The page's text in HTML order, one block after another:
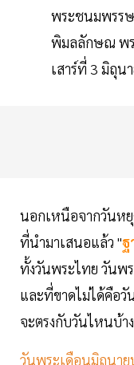
พระชนมพรรษ
พิมลลักษณ พร
เสาร์ที่ 3 มิถุน
นอกเหนือจากวันหยุ
ที่นำมาเสนอแล้ว "ฐ
ทั้งวันพระไทย วันพ
และที่ขาดไม่ได้คือ
จะตรงกับวันไหนบ้า
วันพระเดือนมิถุนา